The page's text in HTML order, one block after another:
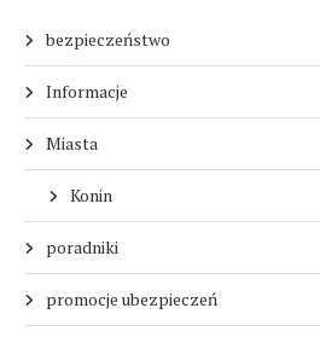
bezpieczeństwo
Informacje
Miasta
Konin
poradniki
promocje ubezpieczeń